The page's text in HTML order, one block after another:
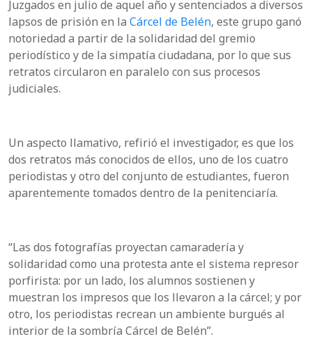
Juzgados en julio de aquel año y sentenciados a diversos
lapsos de prisión en la Cárcel de Belén, este grupo ganó
notoriedad a partir de la solidaridad del gremio
periodístico y de la simpatía ciudadana, por lo que sus
retratos circularon en paralelo con sus procesos
judiciales.
Un aspecto llamativo, refirió el investigador, es que los
dos retratos más conocidos de ellos, uno de los cuatro
periodistas y otro del conjunto de estudiantes, fueron
aparentemente tomados dentro de la penitenciaría.
“Las dos fotografías proyectan camaradería y
solidaridad como una protesta ante el sistema represor
porfirista: por un lado, los alumnos sostienen y
muestran los impresos que los llevaron a la cárcel; y por
otro, los periodistas recrean un ambiente burgués al
interior de la sombría Cárcel de Belén”.